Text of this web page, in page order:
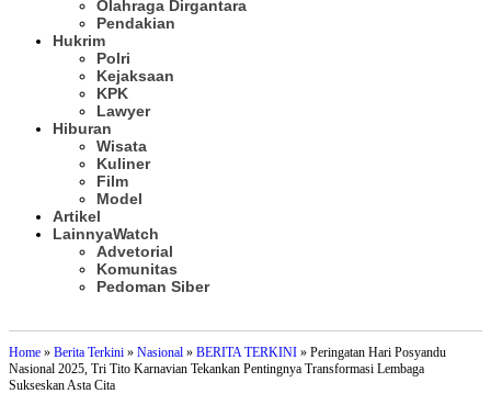
Olahraga Dirgantara
Pendakian
Hukrim
Polri
Kejaksaan
KPK
Lawyer
Hiburan
Wisata
Kuliner
Film
Model
Artikel
LainnyaWatch
Advetorial
Komunitas
Pedoman Siber
Home » Berita Terkini » Nasional » BERITA TERKINI » Peringatan Hari Posyandu
Nasional 2025, Tri Tito Karnavian Tekankan Pentingnya Transformasi Lembaga
Sukseskan Asta Cita